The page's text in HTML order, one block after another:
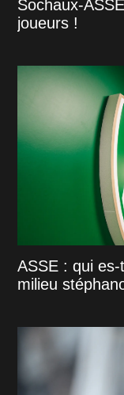
Sochaux-
joueurs !
ASSE : qui
milieu